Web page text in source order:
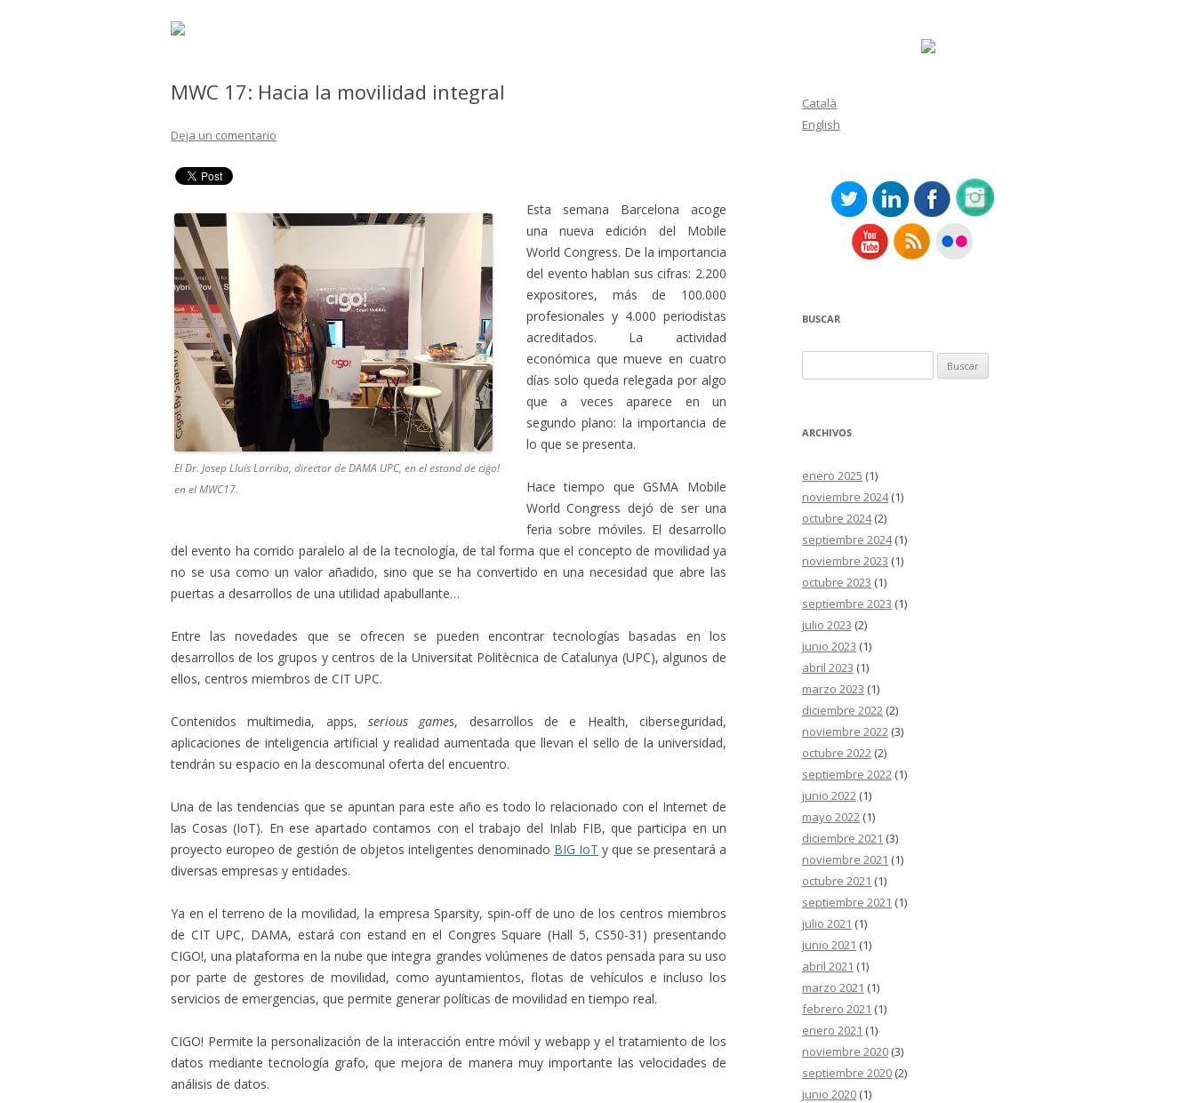
MWC 17: Hacia la movilidad integral
Deja un comentario
El Dr. Josep Lluís Larriba, director de DAMA UPC, en el estand de cigo!
en el MWC17.
Esta semana Barcelona acoge
una nueva edición del Mobile
World Congress. De la importancia
del evento hablan sus cifras: 2.200
expositores, más de 100.000
profesionales y 4.000 periodistas
acreditados. La actividad
económica que mueve en cuatro
días solo queda relegada por algo
que a veces aparece en un
segundo plano: la importancia de
lo que se presenta.
Hace tiempo que GSMA Mobile
World Congress dejó de ser una
feria sobre móviles. El desarrollo
del evento ha corrido paralelo al de la tecnología, de tal forma que el concepto de movilidad ya
no se usa como un valor añadido, sino que se ha convertido en una necesidad que abre las
puertas a desarrollos de una utilidad apabullante…
Entre las novedades que se ofrecen se pueden encontrar tecnologías basadas en los
desarrollos de los grupos y centros de la Universitat Politècnica de Catalunya (UPC), algunos de
ellos, centros miembros de CIT UPC.
Contenidos multimedia, apps, serious games, desarrollos de e Health, ciberseguridad,
aplicaciones de inteligencia artificial y realidad aumentada que llevan el sello de la universidad,
tendrán su espacio en la descomunal oferta del encuentro.
Una de las tendencias que se apuntan para este año es todo lo relacionado con el Internet de
las Cosas (IoT). En ese apartado contamos con el trabajo del Inlab FIB, que participa en un
proyecto europeo de gestión de objetos inteligentes denominado BIG IoT y que se presentará a
diversas empresas y entidades.
Ya en el terreno de la movilidad, la empresa Sparsity, spin-off de uno de los centros miembros
de CIT UPC, DAMA, estará con estand en el Congres Square (Hall 5, CS50-31) presentando
CIGO!, una plataforma en la nube que integra grandes volúmenes de datos pensada para su uso
por parte de gestores de movilidad, como ayuntamientos, flotas de vehículos e incluso los
servicios de emergencias, que permite generar políticas de movilidad en tiempo real.
CIGO! Permite la personalización de la interacción entre móvil y webapp y el tratamiento de los
datos mediante tecnología grafo, que mejora de manera muy importante las velocidades de
análisis de datos.
Català
English
BUSCAR
ARCHIVOS
enero 2025 (1)
noviembre 2024(1)
octubre 2024(2)
septiembre 2024(1)
noviembre 2023 (1)
octubre 2023 (1)
septiembre 2023 (1)
julio 2023 (2)
junio 2023 (1)
abril 2023 (1)
marzo 2023 (1)
diciembre 2022 (2)
noviembre 2022 (3)
octubre 2022 (2)
septiembre 2022 (1)
junio 2022 (1)
mayo 2022 (1)
diciembre 2021 (3)
noviembre 2021 (1)
octubre 2021 (1)
septiembre 2021 (1)
julio 2021 (1)
junio 2021 (1)
abril 2021 (1)
marzo 2021 (1)
febrero 2021 (1)
enero 2021 (1)
noviembre 2020 (3)
septiembre 2020 (2)
junio 2020 (1)